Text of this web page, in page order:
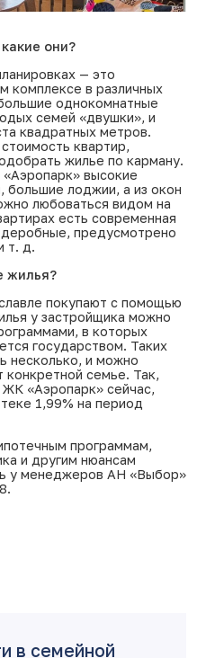
они?
— это
комплексе в различных
однокомнатные
семей «двушки», и
квадратных метров.
квартир,
жилье по карману.
высокие
большие лоджии, а из окон
любоваться видом на
есть современная
предусмотрено
т. д.
жилья?
покупают с помощью
у застройщика можно
в которых
государством. Таких
несколько, и можно
конкретной семье. Так,
ЖК «Аэропарк» сейчас,
1,99% на период
программам,
и другим нюансам
у менеджеров АН «Выбор»
.
в семейной